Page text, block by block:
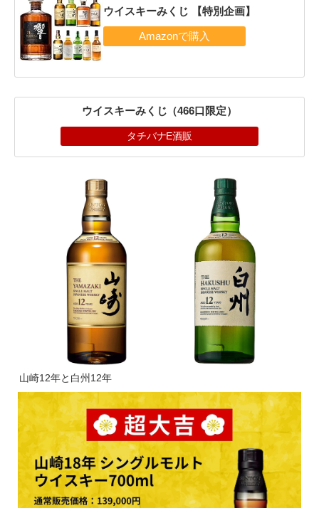
ウイスキーみくじ 【特別企画】
ウイスキーみくじ（466口限定）
タチバナE酒販
山崎12年と白州12年